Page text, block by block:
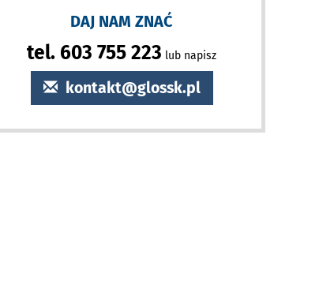
DAJ NAM ZNAĆ
tel. 603 755 223 lub napisz
kontakt@glossk.pl